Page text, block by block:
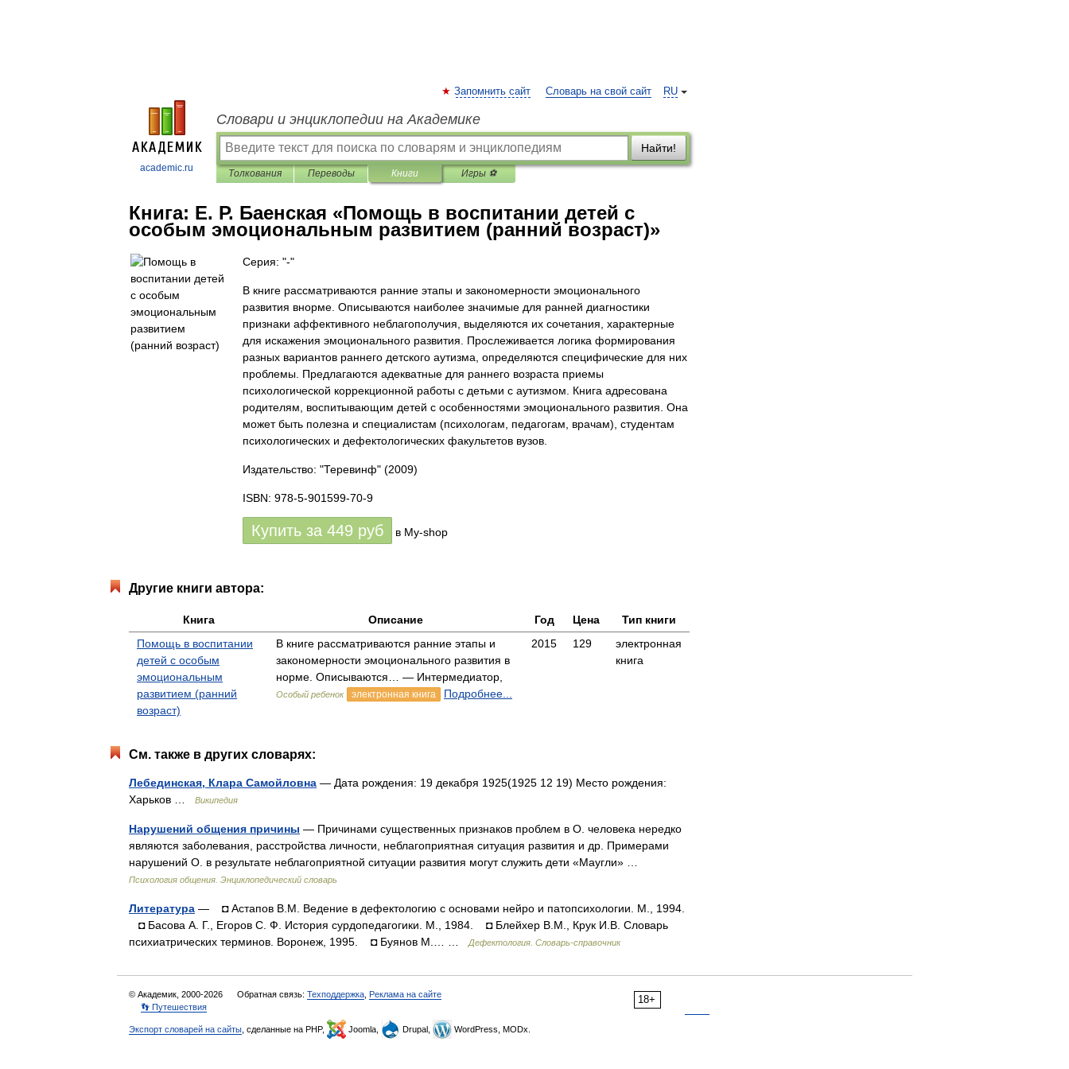
academic.ru
RU
Запомнить сайт Словарь на свой сайт
Словари и энциклопедии на Академике
Найти!
Толкования Переводы Книги Игры ⚽
Книга: Е. Р. Баенская «Помощь в воспитании детей с
особым эмоциональным развитием (ранний возраст)»
Серия: "-"
В книге рассматриваются ранние этапы и закономерности эмоционального
развития внорме. Описываются наиболее значимые для ранней диагностики
признаки аффективного неблагополучия, выделяются их сочетания, характерные
для искажения эмоционального развития. Прослеживается логика формирования
разных вариантов раннего детского аутизма, определяются специфические для них
проблемы. Предлагаются адекватные для раннего возраста приемы
психологической коррекционной работы с детьми с аутизмом. Книга адресована
родителям, воспитывающим детей с особенностями эмоционального развития. Она
может быть полезна и специалистам (психологам, педагогам, врачам), студентам
психологических и дефектологических факультетов вузов.
Издательство: "Теревинф" (2009)
ISBN: 978-5-901599-70-9
Купить за 449 руб в My-shop
Другие книги автора:
Книга Описание Год Цена
Тип книги
Помощь в воспитании
детей с особым
эмоциональным
развитием (ранний
возраст)
В книге рассматриваются ранние этапы и
закономерности эмоционального развития в
норме. Описываются… — Интермедиатор,
Особый ребенок электронная книга Подробнее...
2015 129
электронная
книга
См. также в других словарях:
Лебединская, Клара Самойловна — Дата рождения: 19 декабря 1925(1925 12 19) Место рождения:
Харьков …
Википедия
Нарушений общения причины — Причинами существенных признаков проблем в О. человека нередко
являются заболевания, расстройства личности, неблагоприятная ситуация развития и др. Примерами
нарушений О. в результате неблагоприятной ситуации развития могут служить дети «Маугли» …
Психология общения. Энциклопедический словарь
Литература — ◘ Астапов В.М. Ведение в дефектологию с основами нейро и патопсихологии. М., 1994.
◘ Басова А. Г., Егоров С. Ф. История сурдопедагогики. М., 1984. ◘ Блейхер В.М., Крук И.В. Словарь
психиатрических терминов. Воронеж, 1995. ◘ Буянов М.… …
Дефектология. Словарь-справочник
18+
© Академик, 2000-2026 Обратная связь: Техподдержка Реклама на сайте
👣 Путешествия
Экспорт словарей на сайты , сделанные на PHP, Joomla, Drupal, WordPress, MODx.